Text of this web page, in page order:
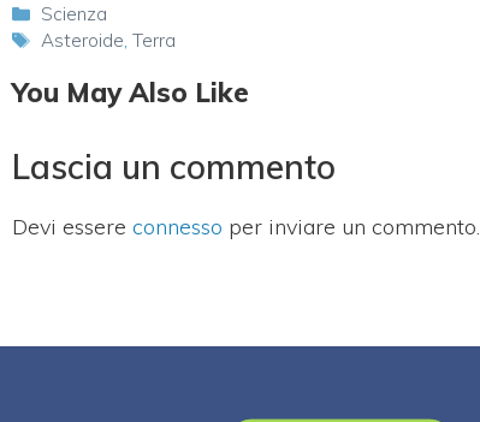
Categorie
Scienza
Tag
Asteroide,Terra
You May Also Like
Lascia un commento
Devi essere connesso per inviare un commento.